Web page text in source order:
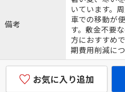
備考
いています。
車での移動が
す。敷金不要
方におすすめ
期費用削減に
お気に入り追加